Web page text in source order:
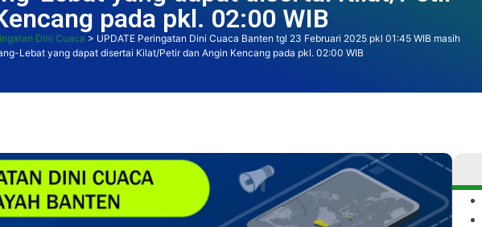
pada pkl. 02:00 WIB
Dini Cuaca > UPDATE Peringatan Dini Cuaca Banten tgl 23 Februari 2025 pkl 01:45 WIB masih
Lebat yang dapat disertai Kilat/Petir dan Angin Kencang pada pkl. 02:00 WIB